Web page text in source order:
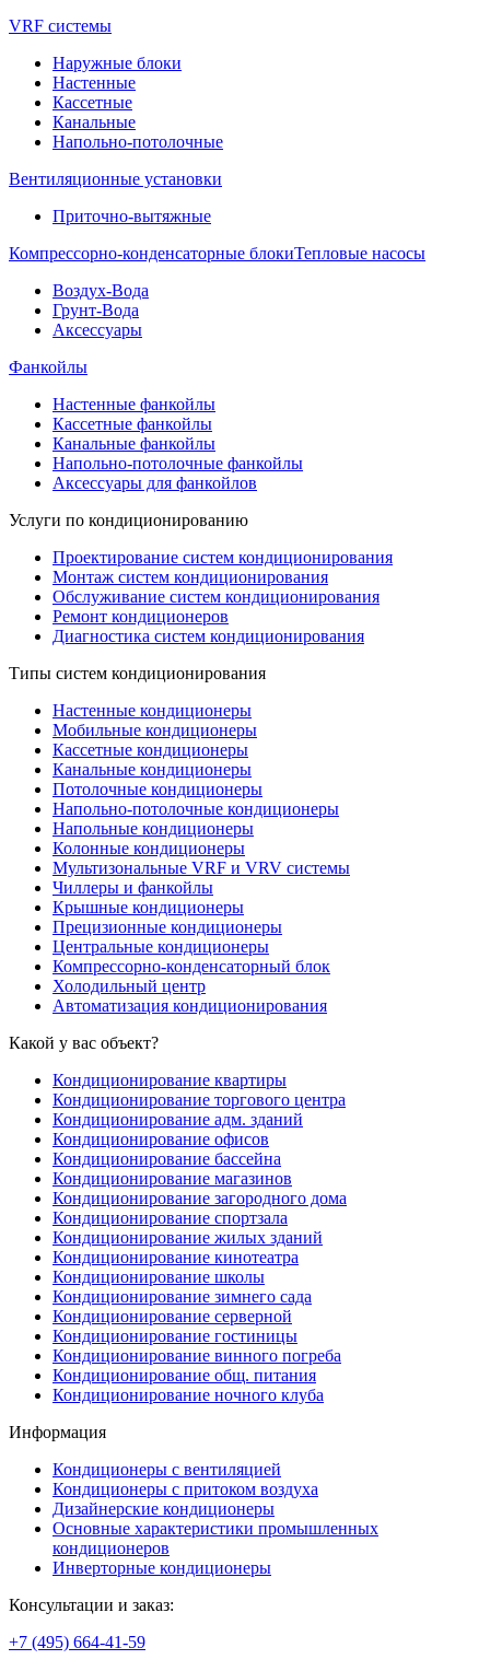
VRF системы
Наружные блоки
Настенные
Кассетные
Канальные
Напольно-потолочные
Вентиляционные установки
Приточно-вытяжные
Компрессорно-конденсаторные блокиТепловые насосы
Воздух-Вода
Грунт-Вода
Аксессуары
Фанкойлы
Настенные фанкойлы
Кассетные фанкойлы
Канальные фанкойлы
Напольно-потолочные фанкойлы
Аксессуары для фанкойлов
Услуги по кондиционированию
Проектирование систем кондиционирования
Монтаж систем кондиционирования
Обслуживание систем кондиционирования
Ремонт кондиционеров
Диагностика систем кондиционирования
Типы систем кондиционирования
Настенные кондиционеры
Мобильные кондиционеры
Кассетные кондиционеры
Канальные кондиционеры
Потолочные кондиционеры
Напольно-потолочные кондиционеры
Напольные кондиционеры
Колонные кондиционеры
Мультизональные VRF и VRV системы
Чиллеры и фанкойлы
Крышные кондиционеры
Прецизионные кондиционеры
Центральные кондиционеры
Компрессорно-конденсаторный блок
Холодильный центр
Автоматизация кондиционирования
Какой у вас объект?
Кондиционирование квартиры
Кондиционирование торгового центра
Кондиционирование адм. зданий
Кондиционирование офисов
Кондиционирование бассейна
Кондиционирование магазинов
Кондиционирование загородного дома
Кондиционирование спортзала
Кондиционирование жилых зданий
Кондиционирование кинотеатра
Кондиционирование школы
Кондиционирование зимнего сада
Кондиционирование серверной
Кондиционирование гостиницы
Кондиционирование винного погреба
Кондиционирование общ. питания
Кондиционирование ночного клуба
Информация
Кондиционеры с вентиляцией
Кондиционеры с притоком воздуха
Дизайнерские кондиционеры
Основные характеристики промышленных
кондиционеров
Инверторные кондиционеры
Консультации и заказ:
+7 (495) 664-41-59